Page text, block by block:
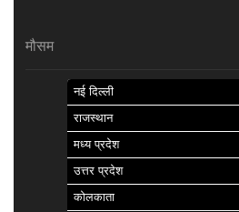
मौसम
नई दिल्ली
राजस्थान
मध्य प्रदेश
उत्तर प्रदेश
कोलकाता